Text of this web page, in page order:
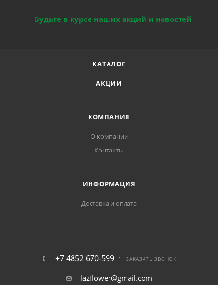
Будьте в курсе наших акций и новостей
КАТАЛОГ
АКЦИИ
КОМПАНИЯ
О компании
Контакты
ИНФОРМАЦИЯ
Доставка и оплата
+7 4852 670-599 ЗАКАЗАТЬ ЗВОНОК
lazflower@gmail.com